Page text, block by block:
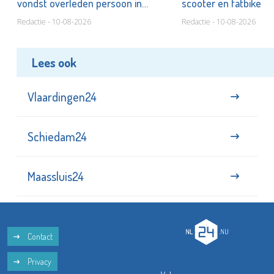
vondst overleden persoon in
studentenhuis
Redactie - 10-08-2026
scooter en fatbike
Redactie - 10-08-2026
Lees ook
Vlaardingen24
Schiedam24
Maassluis24
Contact
Privacy